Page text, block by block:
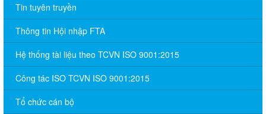
Tin tuyên truyền
Thông tin Hội nhập FTA
Hệ thống tài liệu theo TCVN ISO 9001:2015
Công tác ISO TCVN ISO 9001:2015
Tổ chức cán bộ